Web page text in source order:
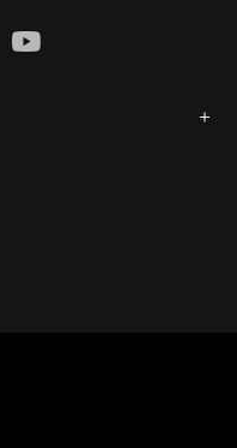
instagram